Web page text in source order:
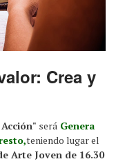
Crea y
será Genera
teniendo lugar el
Arte Joven de 16.30